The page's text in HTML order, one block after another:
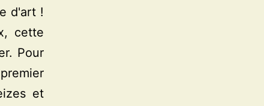
d'art !
cette
Pour
et